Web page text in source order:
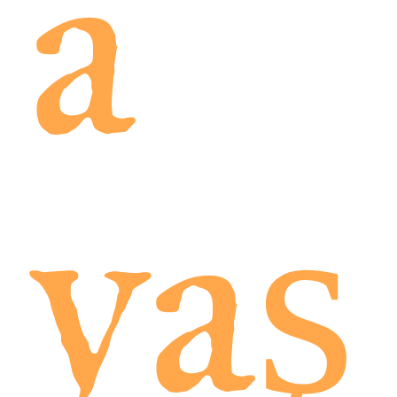
yaş